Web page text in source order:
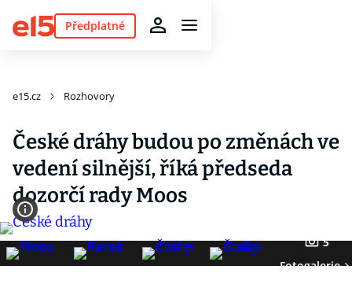
Předplatné
e15.cz Rozhovory
České dráhy budou po změnách ve
vedení silnější, říká předseda
dozorčí rady Moos
5
Fotogalerie